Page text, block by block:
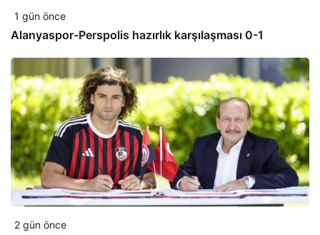
1 gün önce
Alanyaspor-Perspolis hazırlık karşılaşması 0-1
2 gün önce